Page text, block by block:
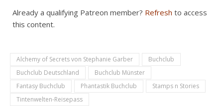
Already a qualifying Patreon member? Refresh to access
this content.
Alchemy of Secrets von Stephanie Garber
Buchclub
Buchclub Deutschland
Buchclub Münster
Fantasy Buchclub
Phantastik Buchclub
Stamps n Stories
Tintenwelten-Reisepass